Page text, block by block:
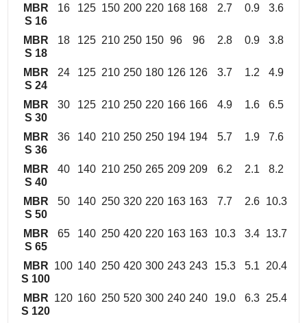
MBR
S 16
16 125 150 200 220 168 168 2.7 0.9 3.6
MBR
S 18
18 125 210 250 150 96 96 2.8 0.9 3.8
MBR
S 24
24 125 210 250 180 126 126 3.7 1.2 4.9
MBR
S 30
30 125 210 250 220 166 166 4.9 1.6 6.5
MBR
S 36
36 140 210 250 250 194 194 5.7 1.9 7.6
MBR
S 40
40 140 210 250 265 209 209 6.2 2.1 8.2
MBR
S 50
50 140 250 320 220 163 163 7.7 2.6 10.3
MBR
S 65
65 140 250 420 220 163 163 10.3 3.4 13.7
MBR
S 100
100 140 250 420 300 243 243 15.3 5.1 20.4
MBR
S 120
120 160 250 520 300 240 240 19.0 6.3 25.4